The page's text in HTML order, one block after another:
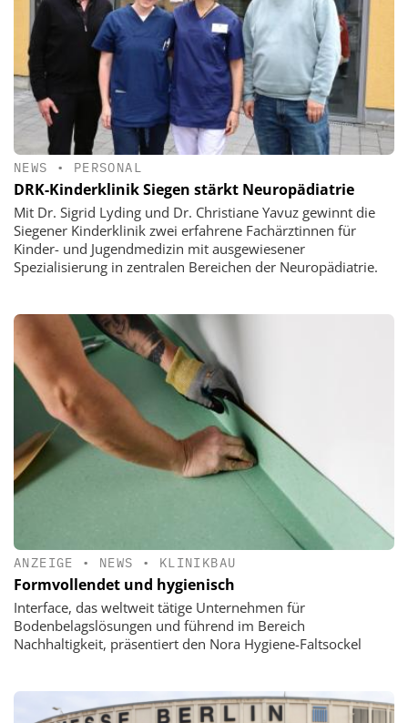
NEWS • PERSONAL
DRK-Kinderklinik Siegen stärkt Neuropädiatrie
Mit Dr. Sigrid Lyding und Dr. Christiane Yavuz gewinnt die
Siegener Kinderklinik zwei erfahrene Fachärztinnen für
Kinder- und Jugendmedizin mit ausgewiesener
Spezialisierung in zentralen Bereichen der Neuropädiatrie.
ANZEIGE • NEWS • KLINIKBAU
Formvollendet und hygienisch
Interface, das weltweit tätige Unternehmen für
Bodenbelagslösungen und führend im Bereich
Nachhaltigkeit, präsentiert den Nora Hygiene-Faltsockel